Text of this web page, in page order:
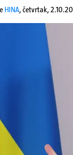
HINA,četvrtak,